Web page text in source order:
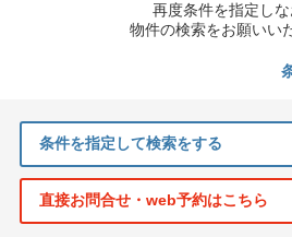
再度条件を指定し
物件の検索をお願いい
条件を指定して検索をする
直接お問合せ・web予約はこちら